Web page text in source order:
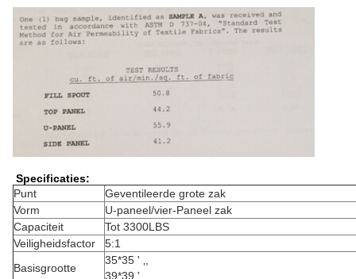
Specificaties:
Punt
Geventileerde grote zak
Vorm
U-paneel/vier-Paneel zak
Capaciteit
Tot 3300LBS
Veiligheidsfactor
5:1
Basisgrootte
35*35 ' ‚,
39*39 ' ‚